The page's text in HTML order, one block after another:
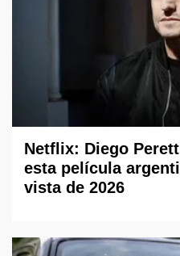
Netflix: Diego
esta película
vista de 2026